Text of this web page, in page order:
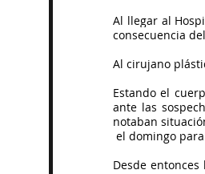
Al llegar al
consecuencia
Al cirujano
Estando el
ante las
notaban
el domingo
Desde